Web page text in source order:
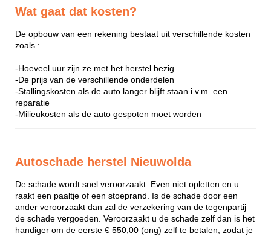
Wat gaat dat kosten?
De opbouw van een rekening bestaat uit verschillende kosten
zoals :
-Hoeveel uur zijn ze met het herstel bezig.
-De prijs van de verschillende onderdelen
-Stallingskosten als de auto langer blijft staan i.v.m. een
reparatie
-Milieukosten als de auto gespoten moet worden
Autoschade herstel Nieuwolda
De schade wordt snel veroorzaakt. Even niet opletten en u
raakt een paaltje of een stoeprand. Is de schade door een
ander veroorzaakt dan zal de verzekering van de tegenpartij
de schade vergoeden. Veroorzaakt u de schade zelf dan is het
handiger om de eerste € 550,00 (ong) zelf te betalen, zodat je